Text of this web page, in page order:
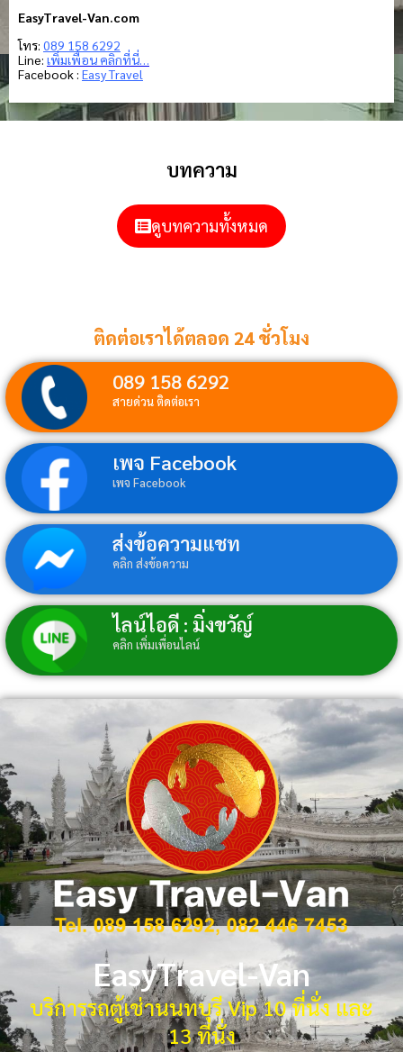
EasyTravel-Van.com
โทร: 089 158 6292
Line: เพิ่มเพื่อน คลิกที่นี่…
Facebook : Easy Travel
บทความ
ดูบทความทั้งหมด
ติดต่อเราได้ตลอด 24 ชั่วโมง
089 158 6292
สายด่วน ติดต่อเรา
เพจ Facebook
เพจ Facebook
ส่งข้อความแชท
คลิก ส่งข้อความ
ไลน์ไอดี : มิ่งขวัญ์
คลิก เพิ่มเพื่อนไลน์
EasyTravel-Van
บริการรถตู้เช่านนทบุรี Vip 10 ที่นั่ง และ
13 ที่นั่ง